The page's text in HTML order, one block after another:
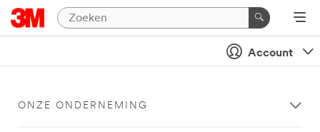
Account
ONZE ONDERNEMING